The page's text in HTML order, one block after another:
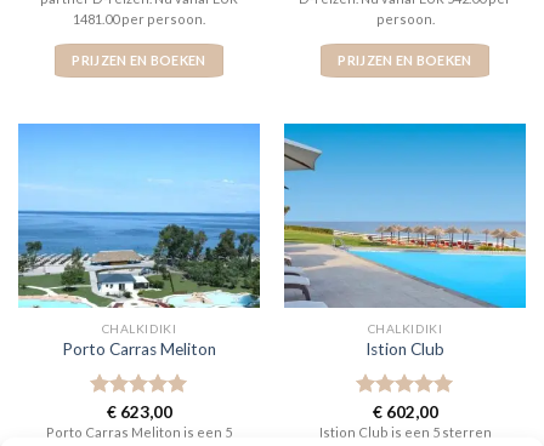
1481.00 per persoon.
PRIJZEN EN BOEKEN
persoon.
PRIJZEN EN BOEKEN
CHALKIDIKI
Porto Carras Meliton
Gewaardeerd
5uit 5
€623,00
Porto Carras Meliton is een 5
CHALKIDIKI
Istion Club
Gewaardeerd
5uit 5
€602,00
Istion Club is een 5 sterren